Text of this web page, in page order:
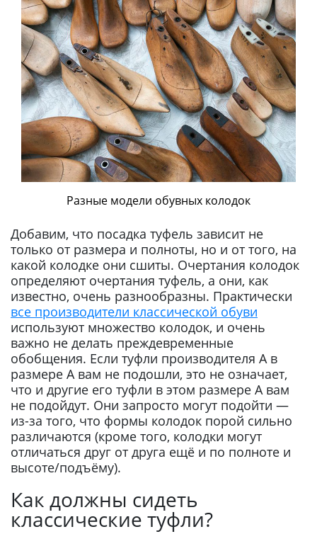
Разные модели обувных колодок
Добавим, что посадка туфель зависит не
только от размера и полноты, но и от того, на
какой колодке они сшиты. Очертания колодок
определяют очертания туфель, а они, как
известно, очень разнообразны. Практически
все производители классической обуви
используют множество колодок, и очень
важно не делать преждевременные
обобщения. Если туфли производителя А в
размере А вам не подошли, это не означает,
что и другие его туфли в этом размере А вам
не подойдут. Они запросто могут подойти —
из-за того, что формы колодок порой сильно
различаются (кроме того, колодки могут
отличаться друг от друга ещё и по полноте и
высоте/подъёму).
Как должны сидеть
классические туфли?